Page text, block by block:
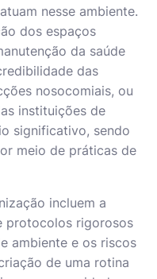
nesse ambiente.
dos espaços
da saúde
das
nosocomiais, ou
instituições de
significativo, sendo
meio de práticas de
incluem a
protocolos rigorosos
ambiente e os riscos
de uma rotina